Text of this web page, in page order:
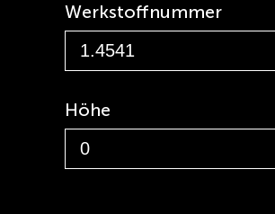
Werkstoffnummer
Höhe